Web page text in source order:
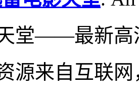
堂——最新高
源来自互联